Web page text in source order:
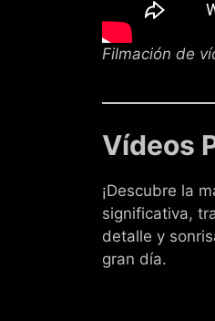
Filmación de
Vídeos
¡Descubre la
significativa,
detalle y
gran día.